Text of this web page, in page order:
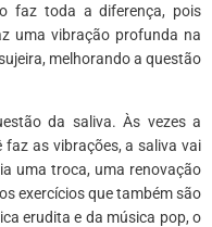
faz toda a diferença, pois
uma vibração profunda na
melhorando a questão
da saliva. Às vezes a
as vibrações, a saliva vai
uma troca, uma renovação
exercícios que também são
erudita e da música pop, o